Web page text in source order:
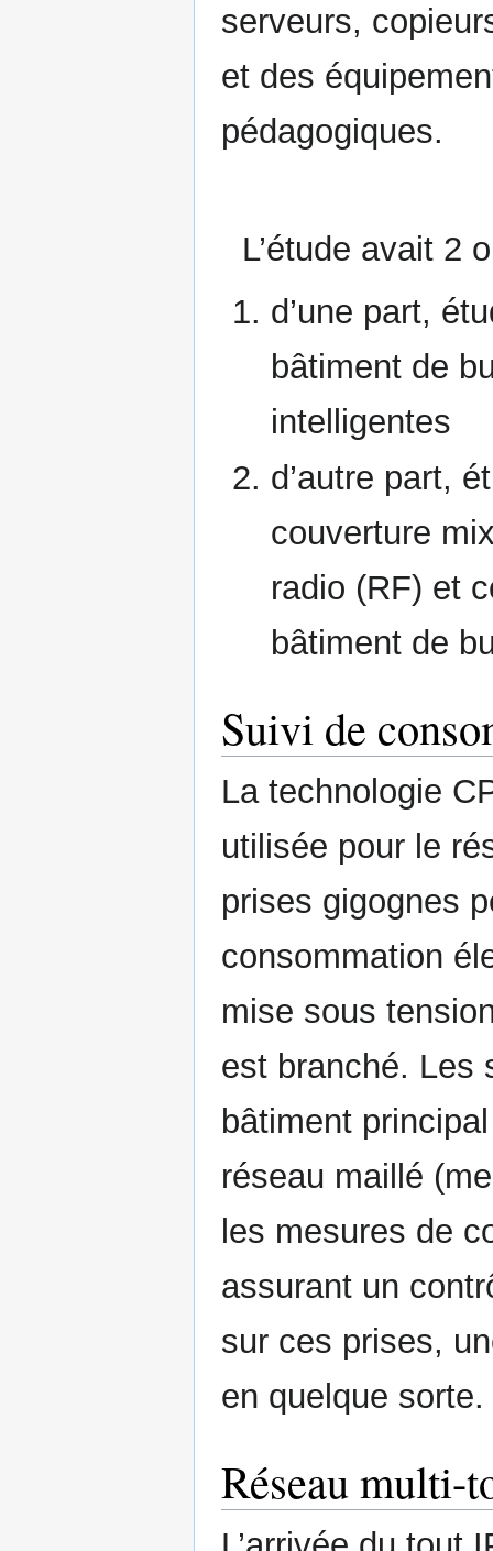
serveurs,
et des
pédagogiques.
L’étude avait 2
d’une part,
bâtiment de
intelligentes
d’autre part,
couverture
radio (RF) et
bâtiment de
Suivi de
La technologie
utilisée pour le
prises gigognes
consommation
mise sous
est branché. Les
bâtiment
réseau maillé
les mesures de
assurant un
sur ces prises,
en quelque sorte.
Réseau multi-